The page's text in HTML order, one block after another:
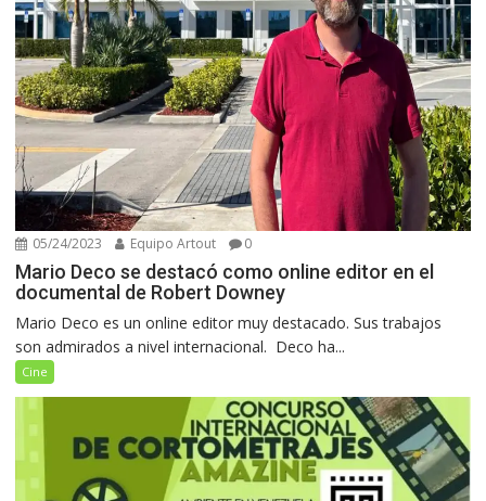
05/24/2023 Equipo Artout 0
Mario Deco se destacó como online editor en el
documental de Robert Downey
Mario Deco es un online editor muy destacado. Sus trabajos
son admirados a nivel internacional. Deco ha...
Cine